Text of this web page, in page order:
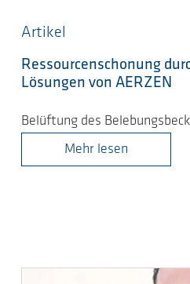
Artikel
Ressourcenschonung
Lösungen von AERZEN
Belüftung des
Mehr lesen